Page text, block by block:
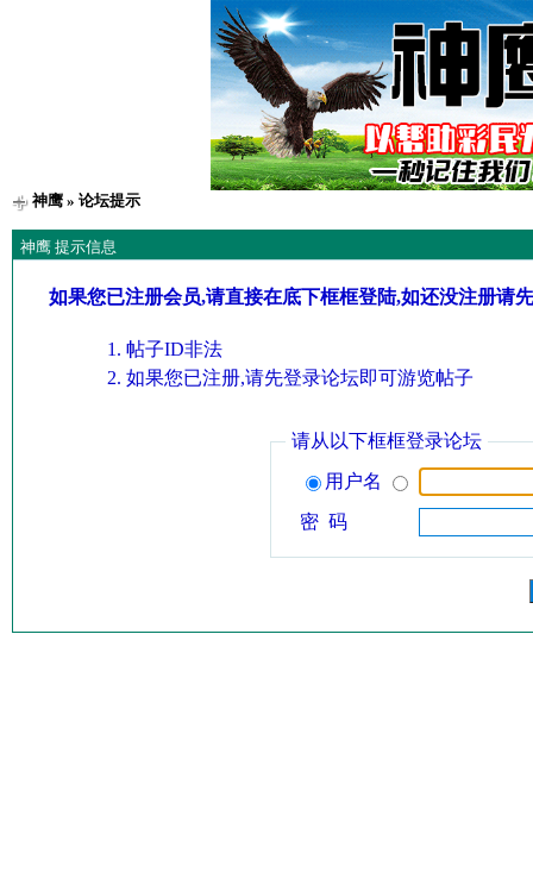
神鹰» 论坛提示
神鹰 提示信息
如果您已注册会员,请直接在底下框框登陆,如还没注册请
帖子ID非法
如果您已注册,请先登录论坛即可游览帖子
请从以下框框登录论坛
用户名
密 码